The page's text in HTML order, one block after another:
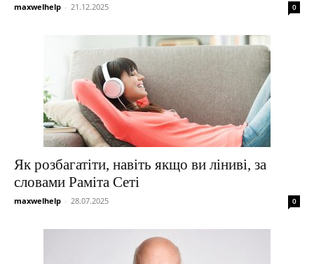
maxwelhelp - 21.12.2025 0
Як розбагатіти, навіть якщо ви ліниві, за
словами Раміта Сеті
maxwelhelp - 28.07.2025 0